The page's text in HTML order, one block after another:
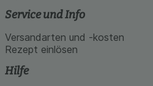
Service und Info
Versandarten und -kosten
Rezept einlösen
Hilfe